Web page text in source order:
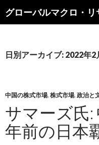
索
ン
キ
ッ
プ
日別アーカイブ: 2022年2
中国の株式市場, 株式市場, 政治と
サマーズ氏:
年前の日本